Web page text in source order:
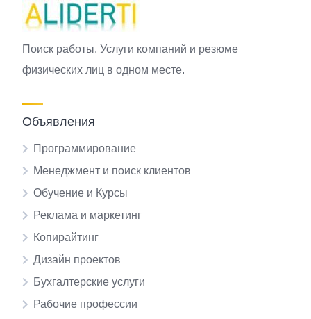
Поиск работы. Услуги компаний и резюме
физических лиц в одном месте.
Объявления
Программирование
Менеджмент и поиск клиентов
Обучение и Курсы
Реклама и маркетинг
Копирайтинг
Дизайн проектов
Бухгалтерские услуги
Рабочие профессии